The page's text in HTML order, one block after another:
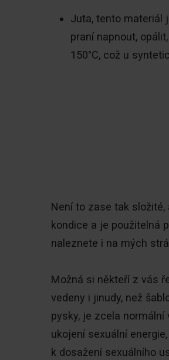
Juta, tento materiál
praní napnout,
150°C, což u
Není to zase tak
kondice a je použitelná
naleznete i na mých
Možná si někteří z vás
vedeny i jinudy, než
pysky, je zcela
ukojení sexuální
k dosažení sexuálního